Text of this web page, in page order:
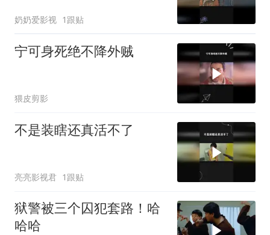
奶奶爱影视 1跟贴
宁可身死绝不降外贼
猥皮剪影
不是装瞎还真活不了
亮亮影视君 1跟贴
狱警被三个囚犯套路！哈
哈哈